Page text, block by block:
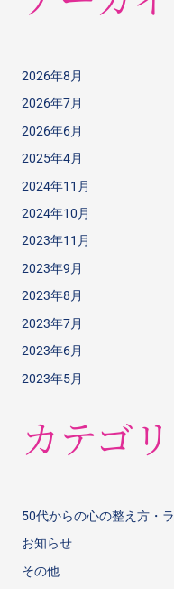
2026年8月
2026年7月
2026年6月
2025年4月
2024年11月
2024年10月
2023年11月
2023年9月
2023年8月
2023年7月
2023年6月
2023年5月
カテゴ
50代からの心の整え方・
お知らせ
その他